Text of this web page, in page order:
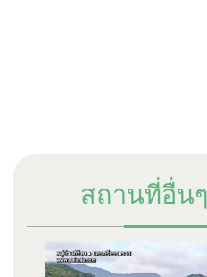
สถานที่อื่น